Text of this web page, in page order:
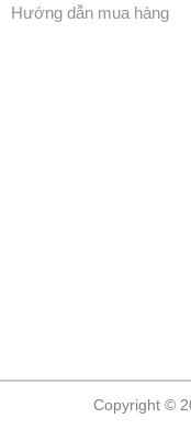
Hướng dẫn mua hàng
Copyright ©